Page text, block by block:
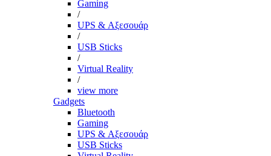
Gaming
/
UPS & Αξεσουάρ
/
USB Sticks
/
Virtual Reality
/
view more
Gadgets
Bluetooth
Gaming
UPS & Αξεσουάρ
USB Sticks